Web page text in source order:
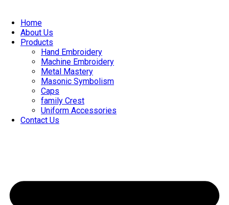
contentHome
About Us
Products
Hand Embroidery
Machine Embroidery
Metal Mastery
Masonic Symbolism
Caps
family Crest
Uniform Accessories
Contact Us